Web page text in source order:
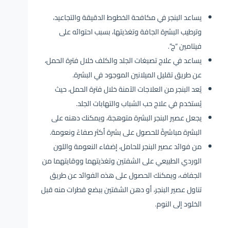
يساعد البنجر في مكافحة الخطوط الدقيقة والتجاعيد،
وترطيب البشرة الجافة وتغذيتها، بسبب احتوائه على
فيتامين “ج”.
يساعد في علاج تصبغات الجلد والكلف خلال فترة الحمل،
عن طريق تقليل الميلانين الموجود في البشرة.
يُعد البنجر من العلاجات الآمنة خلال فترة الحمل، حيث
يُستخدم في علاج حب الشباب والتهابات الجلد.
يجعل عصير البنجر البشرة متوهجة، ويمكنك دهنه على
البشرة مباشرةً للحصول على بشرة أكثر صفاءً ونعومة.
من فوائد عصير البنجر للحامل، إضفاء النعومة واللون
الوردي الطبيعي على الشفتين وتغذيتهما ووقايتهما من
الجفاف، ويمكنك الحصول على هذه الفوائد عن طريق
تناول عصير البنجر، أو دهن الشفتين ببضع قطرات منه قبل
الخلود إلى النوم.